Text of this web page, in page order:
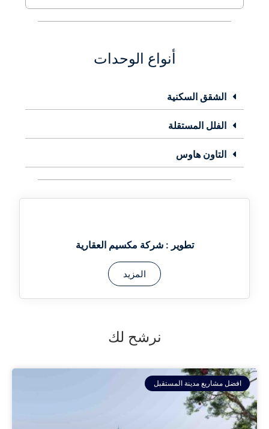
أنواع الوحدات
الشقق السكنية
الفلل المستقلة
التاون هاوس
تطوير :شركة مكسيم العقارية
المزيد
نرشح لك
افضل مشاريع مدينة المستقبل